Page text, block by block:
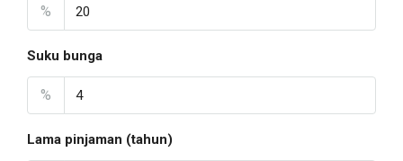
%
Suku bunga
%
Lama pinjaman (tahun)